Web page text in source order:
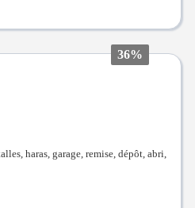
36%
haras, garage, remise, dépôt, abri,